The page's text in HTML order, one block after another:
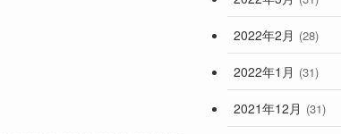
2022年2月 (28)
2022年1月 (31)
2021年12月 (31)